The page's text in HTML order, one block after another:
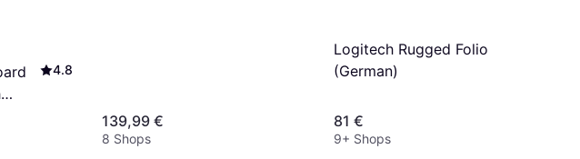
4.8
139,99 €
8 Shops
Logitech Rugged Folio
(German)
81 €
9+ Shops